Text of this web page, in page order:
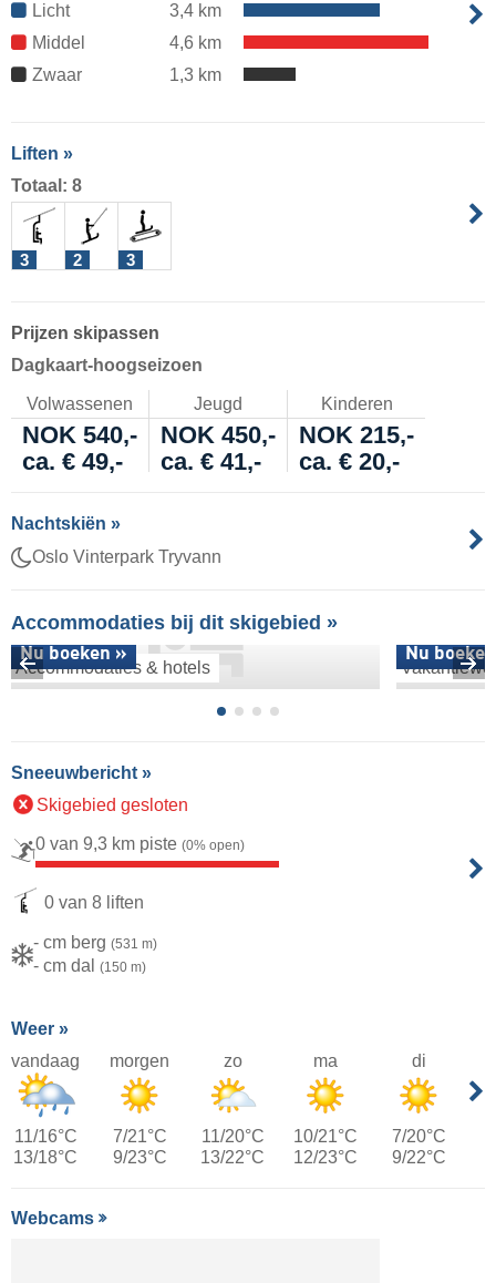
Licht
3,4 km
Middel
4,6 km
Zwaar
1,3 km
Liften »
Totaal: 8
3 2 3
Prijzen skipassen
Dagkaart-hoogseizoen
Volwassenen Jeugd Kinderen
NOK 540,- NOK 450,-
NOK 215,-
ca. € 49,-
ca. € 41,- ca. € 20,-
Nachtskiën »
Oslo Vinterpark Tryvann
Accommodaties bij dit skigebied »
Accommodaties & hotels
Nu boeken » Nu
Sneeuwbericht »
Skigebied gesloten
0 van 9,3 km piste (0% open)
0 van 8 liften
- cm berg (531 m)
- cm dal (150 m)
Weer »
vandaag
11/16°C
13/18°C
morgen
7/21°C
9/23°C
zo
11/20°C
13/22°C
ma
10/21°C
12/23°C
di
7/20°C
9/22°C
Webcams